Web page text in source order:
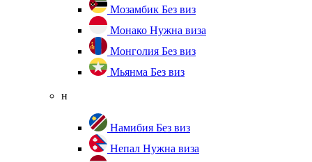
Мозамбик Без виз
Монако Нужна виза
Монголия Без виз
Мьянма Без виз
н
Намибия Без виз
Непал Нужна виза